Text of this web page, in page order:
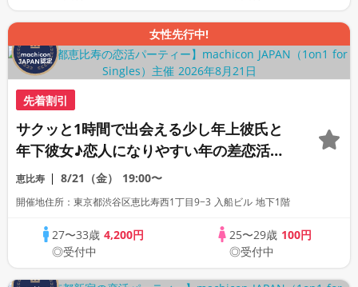
女性先行中!
先着割引
サクッと1時間で出会える少し年上彼氏と
年下彼女♪恋人になりやすい年の差恋活パ
ーティー《上質な1対1相席専用会場》《全
席半個室》《飲み放題付き》《machicon
恵比寿 8/21（金） 19:00〜
開催地住所：東京都渋谷区恵比寿西1丁目9−3 入船ビル 地下1階
27〜33歳4,200円
◎受付中
25〜29歳 100円
◎受付中